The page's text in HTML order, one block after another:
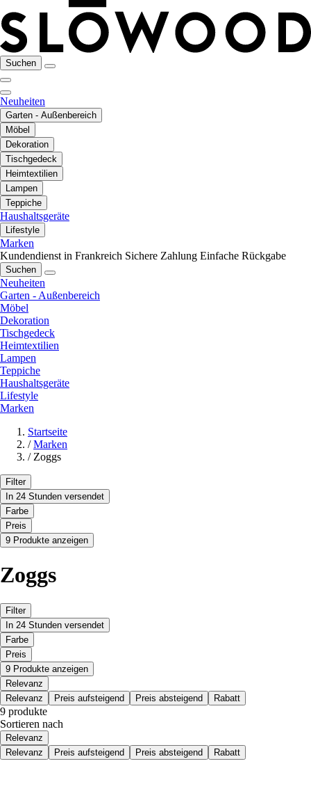
Suchen
Neuheiten
Garten - Außenbereich
Möbel
Dekoration
Tischgedeck
Heimtextilien
Lampen
Teppiche
Haushaltsgeräte
Lifestyle
Marken
Kundendienst in Frankreich Sichere Zahlung Einfache Rückgabe
Suchen
Neuheiten
Garten - Außenbereich
Möbel
Dekoration
Tischgedeck
Heimtextilien
Lampen
Teppiche
Haushaltsgeräte
Lifestyle
Marken
Startseite
/ Marken
/ Zoggs
Filter
In 24 Stunden versendet
Farbe
Preis
9 Produkte anzeigen
Zoggs
Filter
In 24 Stunden versendet
Farbe
Preis
9 Produkte anzeigen
Relevanz
Relevanz
Preis aufsteigend Preis absteigend Rabatt
9 produkte
Sortieren nach
Relevanz
Relevanz
Preis aufsteigend Preis absteigend Rabatt